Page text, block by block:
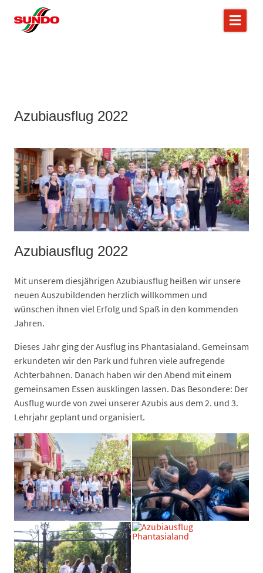
Azubiausflug 2022
Azubiausflug 2022
Mit unserem diesjährigen Azubiausflug heißen wir unsere
neuen Auszubildenden herzlich willkommen und
wünschen ihnen viel Erfolg und Spaß in den kommenden
Jahren.
Dieses Jahr ging der Ausflug ins Phantasialand. Gemeinsam
erkundeten wir den Park und fuhren viele aufregende
Achterbahnen. Danach haben wir den Abend mit einem
gemeinsamen Essen ausklingen lassen. Das Besondere: Der
Ausflug wurde von zwei unserer Azubis aus dem 2. und 3.
Lehrjahr geplant und organisiert.